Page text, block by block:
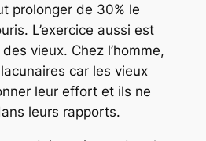
prolonger de 30% le
L’exercice aussi est
vieux. Chez l’homme,
car les vieux
leur effort et ils ne
leurs rapports.